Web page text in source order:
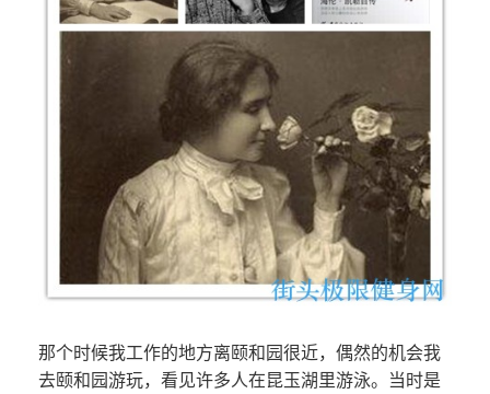
那个时候我工作的地方离颐和园很近，偶然的机会我
去颐和园游玩，看见许多人在昆玉湖里游泳。当时是